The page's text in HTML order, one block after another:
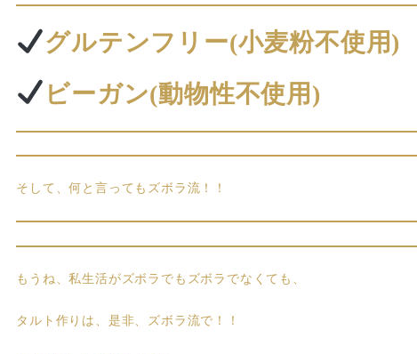
グルテンフリー(小麦粉不使用)
ビーガン(動物性不使用)
そして、何と言ってもズボラ流！！
もうね、私生活がズボラでもズボラでなくても、
タルト作りは、是非、ズボラ流で！！